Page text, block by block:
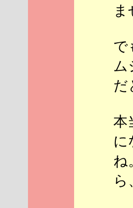
で
ム
だ
本
に
ね